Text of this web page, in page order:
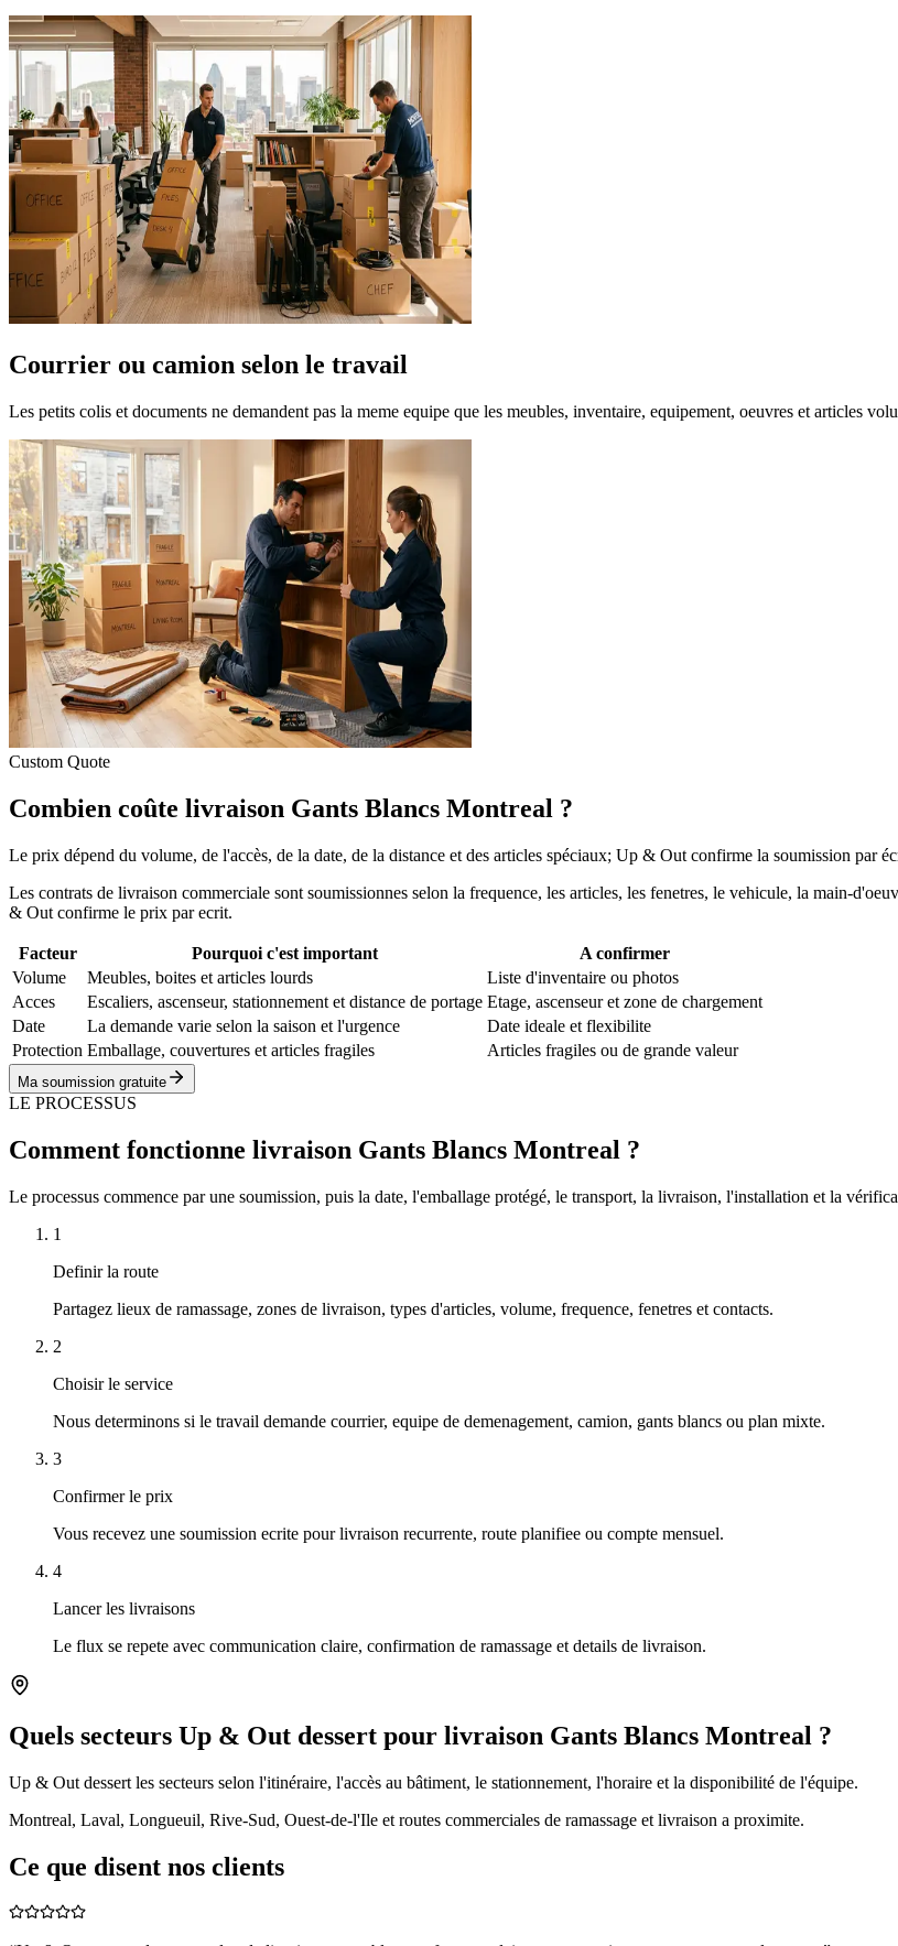
Courrier ou camion selon le travail
Les petits colis et documents ne demandent pas la meme equipe que les meubles, inventaire, equipement, oeuvres et articles
Custom Quote
Combien coûte livraison Gants Blancs Montreal ?
Le prix dépend du volume, de l'accès, de la date, de la distance et des articles spéciaux; Up & Out confirme la soumission par
Les contrats de livraison commerciale sont soumissionnes selon la frequence, les articles, les fenetres, le vehicule, la main-
& Out confirme le prix par ecrit.
Facteur Pourquoi c'est important
A confirmer
Volume
Meubles, boites et articles lourds
Liste d'inventaire ou photos
Acces
Escaliers, ascenseur, stationnement et distance de portage Etage, ascenseur et zone de chargement
Date
La demande varie selon la saison et l'urgence
Date ideale et flexibilite
Protection Emballage, couvertures et articles fragiles Articles fragiles ou de grande valeur
Ma soumission gratuite
LE PROCESSUS
Comment fonctionne livraison Gants Blancs Montreal ?
Le processus commence par une soumission, puis la date, l'emballage protégé, le transport, la livraison, l'installation et la
1
Definir la route
Partagez lieux de ramassage, zones de livraison, types d'articles, volume, frequence, fenetres et contacts.
2
Choisir le service
Nous determinons si le travail demande courrier, equipe de demenagement, camion, gants blancs ou plan mixte.
3
Confirmer le prix
Vous recevez une soumission ecrite pour livraison recurrente, route planifiee ou compte mensuel.
4
Lancer les livraisons
Le flux se repete avec communication claire, confirmation de ramassage et details de livraison.
Quels secteurs Up & Out dessert pour livraison Gants Blancs Montreal ?
Up & Out dessert les secteurs selon l'itinéraire, l'accès au bâtiment, le stationnement, l'horaire et la disponibilité de l'équipe.
Montreal, Laval, Longueuil, Rive-Sud, Ouest-de-l'Ile et routes commerciales de ramassage et livraison a proximite.
Ce que disent nos clients